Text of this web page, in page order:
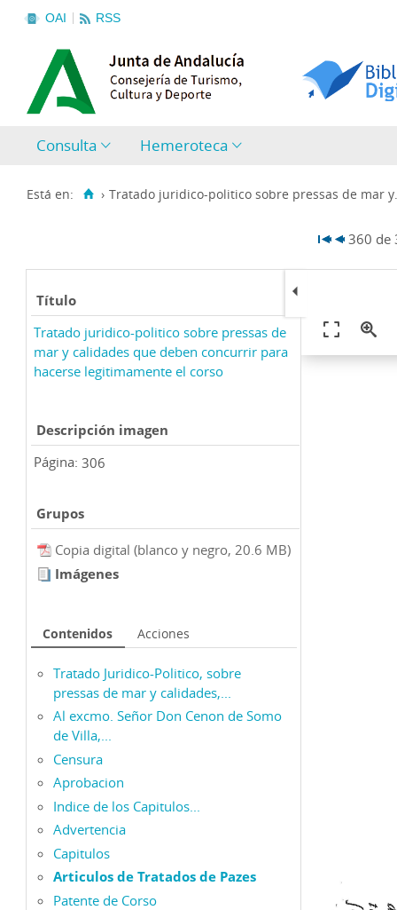
OAI RSS
Consulta Hemeroteca
Está en: › Tratado juridico-politico sobre pressas de mar
360 de
Título
Tratado juridico-politico sobre pressas de
mar y calidades que deben concurrir para
hacerse legitimamente el corso
Descripción imagen
Página: 306
Grupos
Copia digital (blanco y negro, 20.6 MB)
Imágenes
Contenidos Acciones
Tratado Juridico-Politico, sobre
pressas de mar y calidades,...
Al excmo. Señor Don Cenon de Somo
de Villa,...
Censura
Aprobacion
Indice de los Capitulos...
Advertencia
Capitulos
Articulos de Tratados de Pazes
Patente de Corso